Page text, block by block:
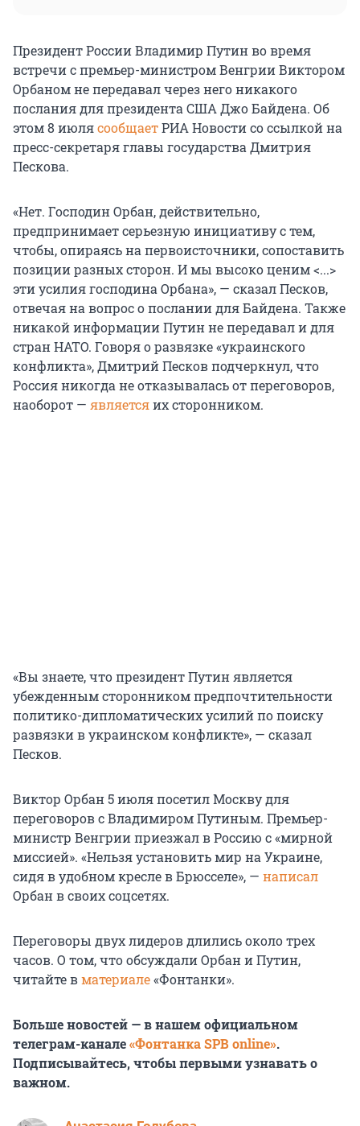
Президент России Владимир Путин во время
встречи с премьер-министром Венгрии Виктором
Орбаном не передавал через него никакого
послания для президента США Джо Байдена. Об
этом 8 июлясообщаетРИА Новости со ссылкой на
пресс-секретаря главы государства Дмитрия
Пескова.
«Нет. Господин Орбан, действительно,
предпринимает серьезную инициативу с тем,
чтобы, опираясь на первоисточники, сопоставить
позиции разных сторон. И мы высоко ценим <...>
эти усилия господина Орбана», — сказал Песков,
отвечая на вопрос о послании для Байдена. Также
никакой информации Путин не передавал и для
стран НАТО. Говоря о развязке «украинского
конфликта», Дмитрий Песков подчеркнул, что
Россия никогда не отказывалась от переговоров,
наоборот — являетсяих сторонником.
«Вы знаете, что президент Путин является
убежденным сторонником предпочтительности
политико-дипломатических усилий по поиску
развязки в украинском конфликте», — сказал
Песков.
Виктор Орбан 5 июля посетил Москву для
переговоров с Владимиром Путиным. Премьер-
министр Венгрии приезжал в Россию с «мирной
миссией». «Нельзя установить мир на Украине,
сидя в удобном кресле в Брюсселе», — написал
Орбан в своих соцсетях.
Переговоры двух лидеров длились около трех
часов. О том, что обсуждали Орбан и Путин,
читайте вматериале«Фонтанки».
Больше новостей — в нашем официальном
телеграм-канале«Фонтанка SPB online».
Подписывайтесь, чтобы первыми узнавать о
важном.